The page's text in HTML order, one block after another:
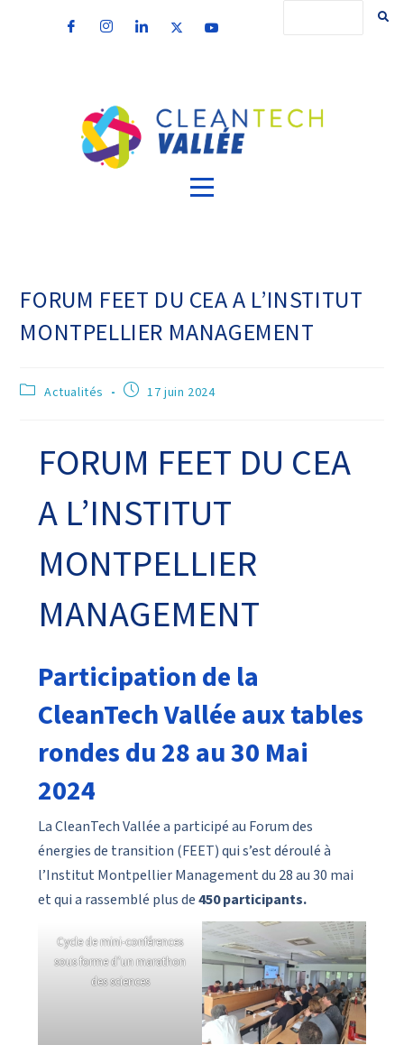
FORUM FEET DU CEA A L’INSTITUT
MONTPELLIER MANAGEMENT
Actualités 17 juin 2024
FORUM FEET DU CEA
A L’INSTITUT
MONTPELLIER
MANAGEMENT
Participation de la
CleanTech Vallée aux tables
rondes du 28 au 30 Mai
2024
La CleanTech Vallée a participé au Forum des
énergies de transition (FEET) qui s’est déroulé à
l’Institut Montpellier Management du 28 au 30 mai
et qui a rassemblé plus de450 participants.
Cycle de mini-conférences
sous forme d’un marathon
des sciences